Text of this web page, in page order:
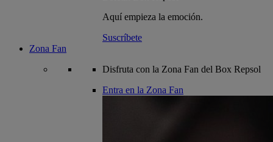
Aquí empieza la emoción.
Suscríbete
Zona Fan
Disfruta con la Zona Fan del Box Repsol
Entra en la Zona Fan